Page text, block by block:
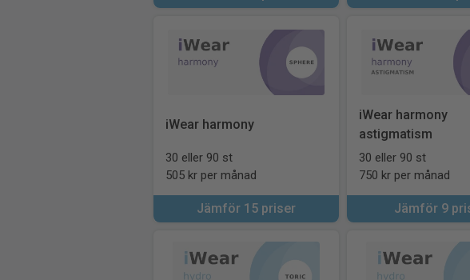
iWear harmony
30 eller 90 st
505 kr per månad
Jämför 15 priser
iWear harmony
astigmatism
30 eller 90 st
750 kr per månad
Jämför 9